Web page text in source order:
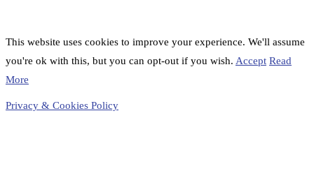
This website uses cookies to improve your experience. We'll assume
you're ok with this, but you can opt-out if you wish. Accept Read
More
Privacy & Cookies Policy